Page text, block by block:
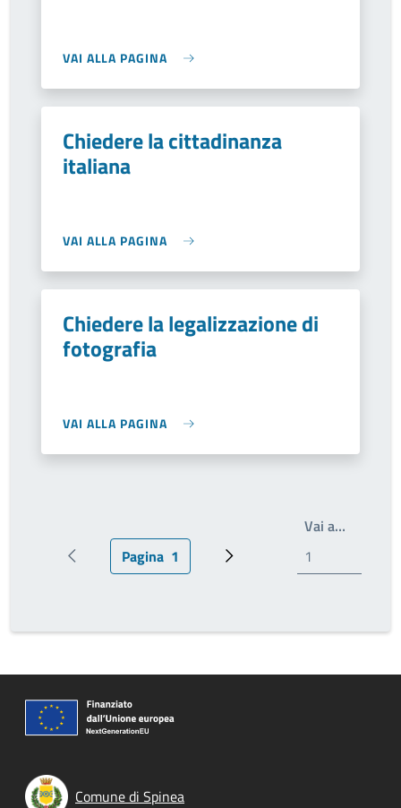
VAI ALLA PAGINA
Chiedere la cittadinanza
italiana
VAI ALLA PAGINA
Chiedere la legalizzazione di
fotografia
VAI ALLA PAGINA
Pagina precedentePagina attuale
Pagina 1 Pagina successiva
Vai a…
Comune di Spinea